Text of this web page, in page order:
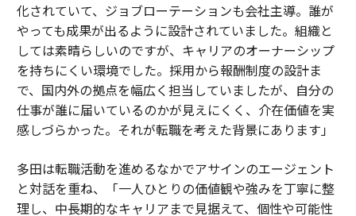
化されていて、ジョブローテーションも会社主導。誰が
やっても成果が出るように設計されていました。組織と
しては素晴らしいのですが、キャリアのオーナーシップ
を持ちにくい環境でした。採用から報酬制度の設計ま
で、国内外の拠点を幅広く担当していましたが、自分の
仕事が誰に届いているのかが見えにくく、介在価値を実
感しづらかった。それが転職を考えた背景にあります」
多田は転職活動を進めるなかでアサインのエージェント
と対話を重ね、「一人ひとりの価値観や強みを丁寧に整
理し、中長期的なキャリアまで見据えて、個性や可能性